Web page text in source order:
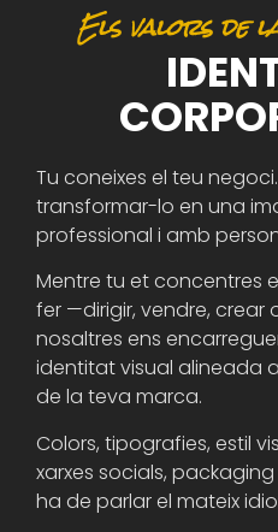
Els valors de
Tu coneixes el teu
transformar-lo en una
professional i amb
Mentre tu et concentres
fer —dirigir, vendre, crear
nosaltres ens
identitat visual alineada
de la teva marca.
Colors, tipografies, estil
xarxes socials,
ha de parlar el mateix